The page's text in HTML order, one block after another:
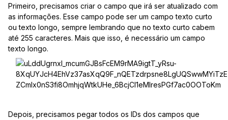
Primeiro, precisamos criar o campo que irá ser atualizado com
as informações. Esse campo pode ser um campo texto curto
ou texto longo, sempre lembrando que no texto curto cabem
até 255 caracteres. Mais que isso, é necessário um campo
texto longo.
Depois, precisamos pegar todos os IDs dos campos que